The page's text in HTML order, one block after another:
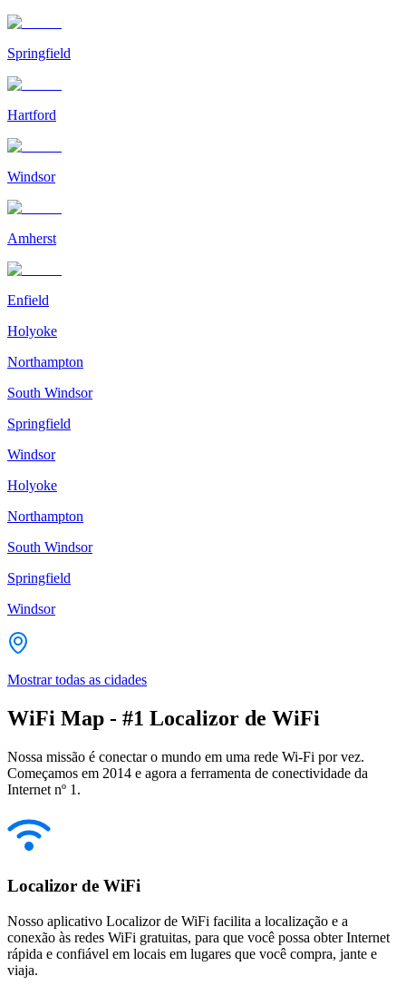
Springfield
Hartford
Windsor
Amherst
Enfield
Holyoke
Northampton
South Windsor
Springfield
Windsor
Holyoke
Northampton
South Windsor
Springfield
Windsor
Mostrar todas as cidades
WiFi Map - #1 Localizor de WiFi
Nossa missão é conectar o mundo em uma rede Wi-Fi por vez.
Começamos em 2014 e agora a ferramenta de conectividade da
Internet nº 1.
Localizor de WiFi
Nosso aplicativo Localizor de WiFi facilita a localização e a
conexão às redes WiFi gratuitas, para que você possa obter Internet
rápida e confiável em locais em lugares que você compra, jante e
viaja.